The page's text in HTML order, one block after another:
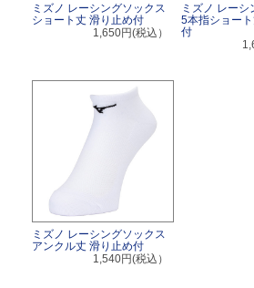
ミズノ レーシングソックス
ショート丈 滑り止め付
1,650円(税込）
ミズノ レーシ
5本指ショー
付
ミズノ レーシングソックス
アンクル丈 滑り止め付
1,540円(税込）